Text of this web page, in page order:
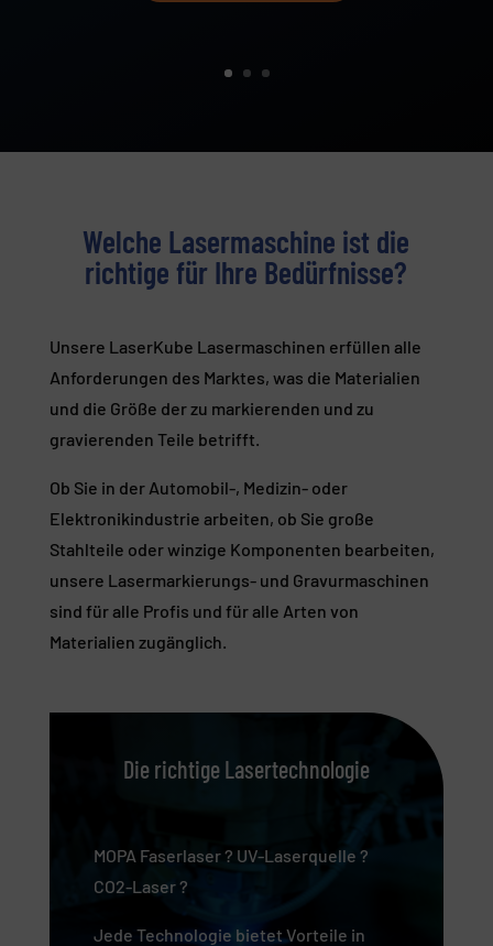
Welche Lasermaschine ist die
richtige für Ihre Bedürfnisse?
Unsere LaserKube Lasermaschinen erfüllen alle
Anforderungen des Marktes, was die Materialien
und die Größe der zu markierenden und zu
gravierenden Teile betrifft.
Ob Sie in der Automobil-, Medizin- oder
Elektronikindustrie arbeiten, ob Sie große
Stahlteile oder winzige Komponenten bearbeiten,
unsere Lasermarkierungs- und Gravurmaschinen
sind für alle Profis und für alle Arten von
Materialien zugänglich.
Die richtige Lasertechnologie
MOPA Faserlaser ? UV-Laserquelle ?
CO2-Laser ?
Jede Technologie bietet Vorteile in